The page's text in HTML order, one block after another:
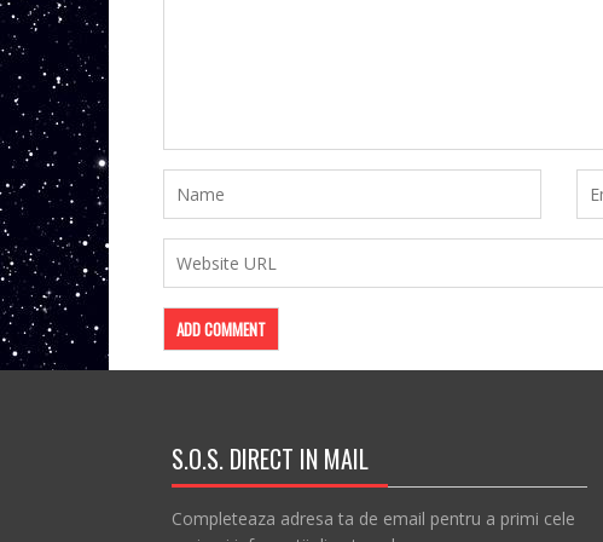
S.O.S. DIRECT IN MAIL
Completeaza adresa ta de email pentru a primi cele